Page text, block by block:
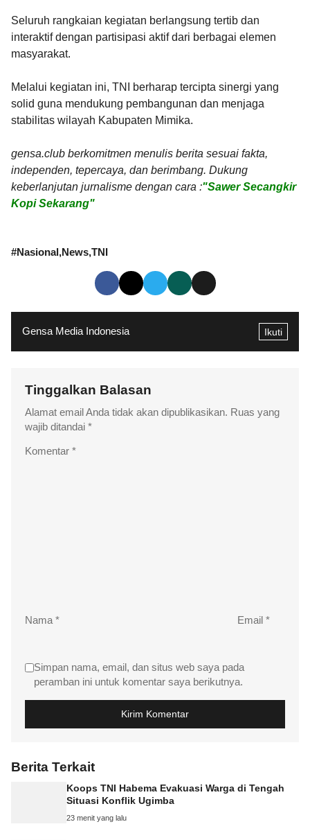
Seluruh rangkaian kegiatan berlangsung tertib dan
interaktif dengan partisipasi aktif dari berbagai elemen
masyarakat.
Melalui kegiatan ini, TNI berharap tercipta sinergi yang
solid guna mendukung pembangunan dan menjaga
stabilitas wilayah Kabupaten Mimika.
gensa.club berkomitmen menulis berita sesuai fakta,
independen, tepercaya, dan berimbang. Dukung
keberlanjutan jurnalisme dengan cara :"Sawer Secangkir
Kopi Sekarang"
#Nasional News TNI
Gensa Media Indonesia Ikuti
Tinggalkan Balasan
Alamat email Anda tidak akan dipublikasikan. Ruas yang
wajib ditandai *
Komentar *
Nama * Email *
Simpan nama, email, dan situs web saya pada
peramban ini untuk komentar saya berikutnya.
Berita Terkait
Koops TNI Habema Evakuasi Warga di Tengah
Situasi Konflik Ugimba
23 menit yang lalu